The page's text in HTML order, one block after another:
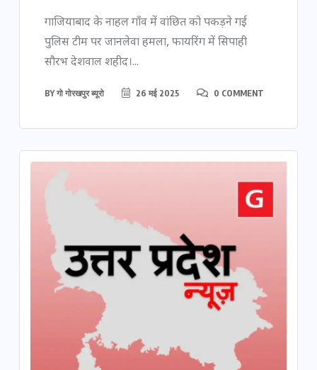
गाजियाबाद के नाहल गाँव में वांछित को पकड़ने गई
पुलिस टीम पर जानलेवा हमला, फायरिंग में सिपाही
सौरभ देशवाल शहीद।...
BYगो गोरखपुर ब्यूरो 26 मई 2025 0 COMMENT